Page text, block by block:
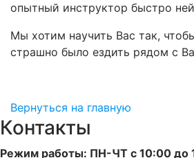
опытный инструктор быстро
Мы хотим научить Вас так,
страшно было ездить рядом с
Вернуться на главную
Контакты
Режим работы: ПН-ЧТ с 10:00 до